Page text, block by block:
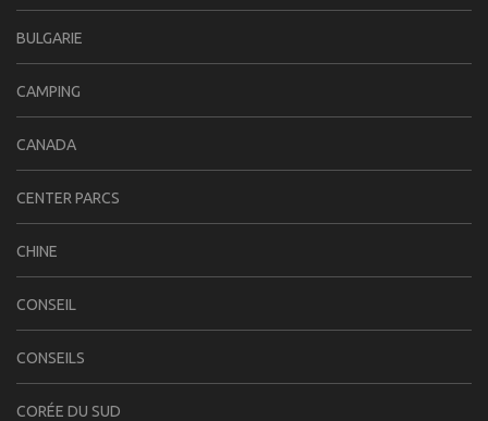
BULGARIE
CAMPING
CANADA
CENTER PARCS
CHINE
CONSEIL
CONSEILS
CORÉE DU SUD